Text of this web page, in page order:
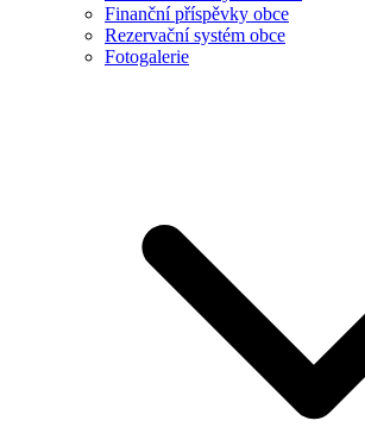
Finanční příspěvky obce
Rezervační systém obce
Fotogalerie